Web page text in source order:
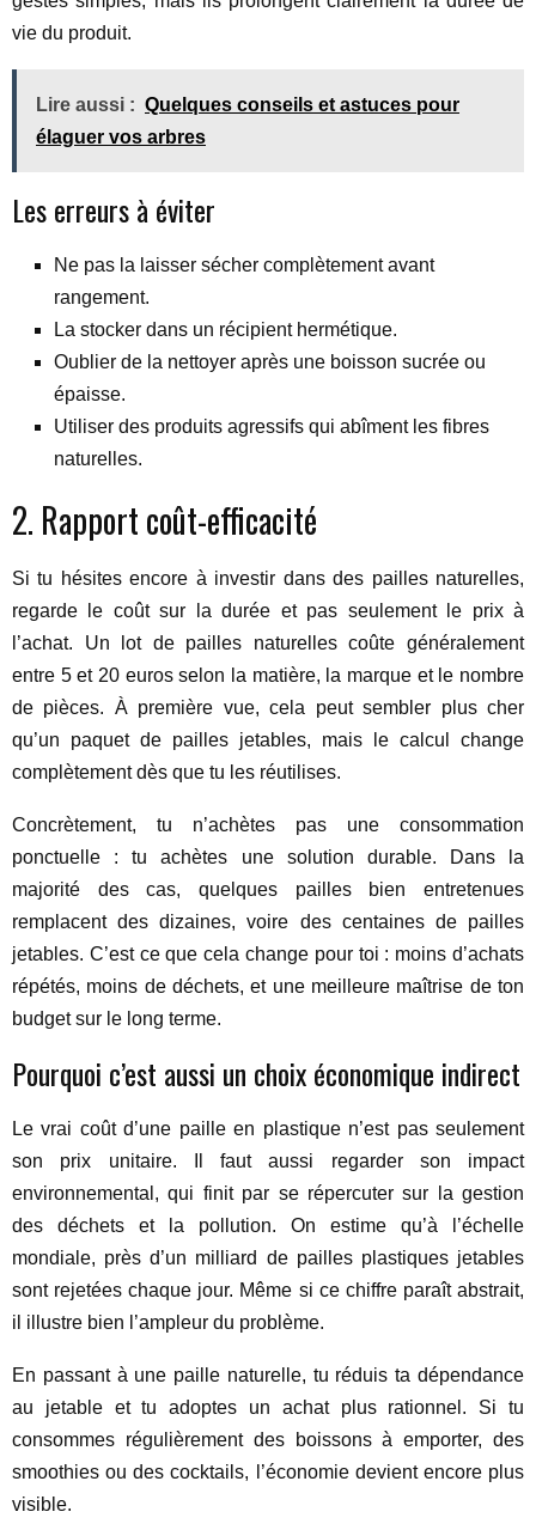
vie du produit.
Lire aussi : Quelques conseils et astuces pour
élaguer vos arbres
Les erreurs à éviter
Ne pas la laisser sécher complètement avant
rangement.
La stocker dans un récipient hermétique.
Oublier de la nettoyer après une boisson sucrée ou
épaisse.
Utiliser des produits agressifs qui abîment les fibres
naturelles.
2. Rapport coût-efficacité
Si tu hésites encore à investir dans des pailles naturelles,
regarde le coût sur la durée et pas seulement le prix à
l’achat. Un lot de pailles naturelles coûte généralement
entre 5 et 20 euros selon la matière, la marque et le nombre
de pièces. À première vue, cela peut sembler plus cher
qu’un paquet de pailles jetables, mais le calcul change
complètement dès que tu les réutilises.
Concrètement, tu n’achètes pas une consommation
ponctuelle : tu achètes une solution durable. Dans la
majorité des cas, quelques pailles bien entretenues
remplacent des dizaines, voire des centaines de pailles
jetables. C’est ce que cela change pour toi : moins d’achats
répétés, moins de déchets, et une meilleure maîtrise de ton
budget sur le long terme.
Pourquoi c’est aussi un choix économique indirect
Le vrai coût d’une paille en plastique n’est pas seulement
son prix unitaire. Il faut aussi regarder son impact
environnemental, qui finit par se répercuter sur la gestion
des déchets et la pollution. On estime qu’à l’échelle
mondiale, près d’un milliard de pailles plastiques jetables
sont rejetées chaque jour. Même si ce chiffre paraît abstrait,
il illustre bien l’ampleur du problème.
En passant à une paille naturelle, tu réduis ta dépendance
au jetable et tu adoptes un achat plus rationnel. Si tu
consommes régulièrement des boissons à emporter, des
smoothies ou des cocktails, l’économie devient encore plus
visible.